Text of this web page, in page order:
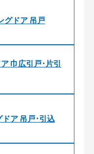
グドア 吊戸
巾広引戸･片引
ア 吊戸･引込